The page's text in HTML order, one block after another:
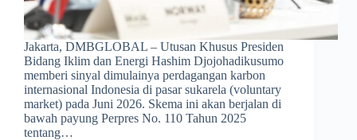
Jakarta, DMBGLOBAL – Utusan Khusus Presiden
Bidang Iklim dan Energi Hashim Djojohadikusumo
memberi sinyal dimulainya perdagangan karbon
internasional Indonesia di pasar sukarela (voluntary
market) pada Juni 2026. Skema ini akan berjalan di
bawah payung Perpres No. 110 Tahun 2025
tentang…